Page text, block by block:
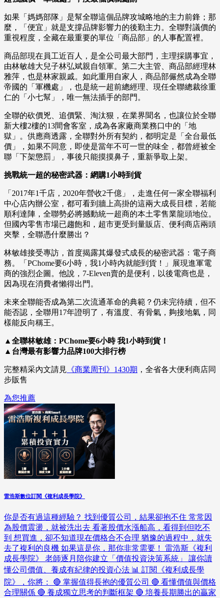
如果「媽媽部隊」是幫全聯這個品牌攻城略地的主力前鋒；那
麼，「便宜」就是支撐品牌影響力的後勤主力。全聯對議價的
重視程度，全藏在最重要的單位「商品部」的人事配置裡。
商品部現在員工近百人，是全公司最大部門，主理採購事宜，
由林敏雄大兒子林弘斌親自領軍。第二大主管、商品部經理林
雅萍，也是林家親戚。如此重用自家人，商品部儼然成為全聯
帝國的「軍機處」，也是統一超前總經理、現任全聯總裁徐重
仁的「小七幫」，唯一無法插手的部門。
全聯的砍價兇、追價緊、淘汰狠，在業界聞名，也讓位於全聯
新大樓2樓的13間會客室，成為各家廠商業務口中的「地
獄」。供應商透露，全聯對外所有契約，都明定是「全台最低
價」，如果不同意，即使是當年不可一世的味全，都曾經被全
聯「下架懲罰」，事後只能摸摸鼻子，重新爭取上架。
挑戰統一超的秘密武器：網購1小時到貨
「2017年1千店，2020年營收2千億」，走進任何一家全聯福利
中心店內辦公室，都可看到牆上高掛的這兩大成長目標，若能
順利達陣，全聯勢必將撼動統一超商的本土零售業龍頭地位。
但國內零售市場已趨飽和，超市更受到量販店、便利商店兩頭
夾擊，全聯憑什麼勝出？
林敏雄接受專訪，首度揭露其爆發式成長的秘密武器：電子商
務。「PChome要6小時，我1小時內就能到貨！」展現進軍電
商的強烈企圖。他說，7-Eleven賣的是便利，以後電商也是，
因為現在消費者懶得出門。
未來全聯能否成為第二次流通革命的典範？仍未完待續，但不
能否認，全聯用17年證明了，有溫度、有骨氣，夠接地氣，同
樣能反向稱王。
▲全聯林敏雄：PChome要6小時 我1小時到貨！
▲台灣最有影響力品牌100大排行榜
完整精采內文請見 《商業周刊》1430期 ，全省各大便利商店同
步販售
為您推薦
雷浩斯數位訂閱《複利成長學院》
你是否有過這種經驗？ 找到優質公司，結果卻抱不住 常常因
為股價震盪，就被洗出去 看著股價水漲船高，看得到但吃不
到 想買進，卻不知道現在價格合不合理 猶豫的過程中，就失
去了複利的良機 如果這是你，那你非常需要！ 雷浩斯《複利
成長學院》 老師逐月陪你建立「價值投資決策系統」 讓你讀
懂公司價值、養成有紀律的投資心法 📊 訂閱《複利成長學
院》，你將： 🔴 掌握值得長抱的優質公司 🔴 看懂價值與價格
合理關係 🔴 養成獨立思考的判斷框架 🔴 培養長期勝出的贏家